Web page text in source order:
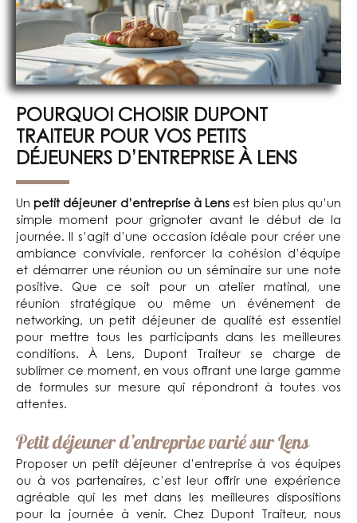
Publié
le
POURQUOI CHOISIR DUPONT
TRAITEUR POUR VOS PETITS
DÉJEUNERS D’ENTREPRISE À LENS
Un petit déjeuner d’entreprise à Lens est bien plus qu’un
simple moment pour grignoter avant le début de la
journée. Il s’agit d’une occasion idéale pour créer une
ambiance conviviale, renforcer la cohésion d’équipe
et démarrer une réunion ou un séminaire sur une note
positive. Que ce soit pour un atelier matinal, une
réunion stratégique ou même un événement de
networking, un petit déjeuner de qualité est essentiel
pour mettre tous les participants dans les meilleures
conditions. À Lens, Dupont Traiteur se charge de
sublimer ce moment, en vous offrant une large gamme
de formules sur mesure qui répondront à toutes vos
attentes.
Petit déjeuner d’entreprise varié sur Lens
Proposer un petit déjeuner d’entreprise à vos équipes
ou à vos partenaires, c’est leur offrir une expérience
agréable qui les met dans les meilleures dispositions
pour la journée à venir. Chez Dupont Traiteur, nous